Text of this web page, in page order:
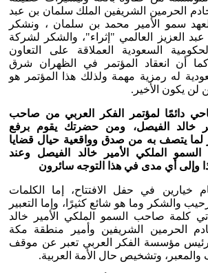
الحرمين الشريفين الملك سلمان بن عبد
سمو الأمير محمد بن سلمان ، ونشكر
العزيز العالمي "إثراء"، والشكر لشركة
السعودية العملاقة على التعاون
كما أن انعقاد المؤتمر في الظهران شرق
له رمزية مهمة ولذلك هذا المؤتمر هو
لن يكون الأخير.
دائمًا لمؤتمر الفكر العربي من صاحب
خالد الفيصل، ومن حضرتك يقوم برفع
لما يتصف به من صدق وواقعية حيال قضايا
الملكي الأمير خالد الفيصل وعند
وإلى أي مدى في هذا التوجه سائرون
خيارين في حفل الافتتاح، إما الكلمات
والشكر وما هو شائع كثيرًا، وإما التعبير
كلمة صاحب السمو الملكي الأمير خالد
الحرمين الشريفين وأمير منطقة مكة
مؤسسة الفكر العربي تعبر عن موقف
والمعبر، وتشخيص حال الأمة العربية.